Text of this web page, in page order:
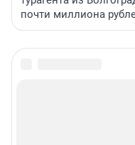
почти миллиона